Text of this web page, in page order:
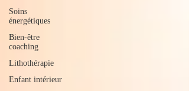
Soins
énergétiques
Bien-être
coaching
Lithothérapie
Enfant intérieur